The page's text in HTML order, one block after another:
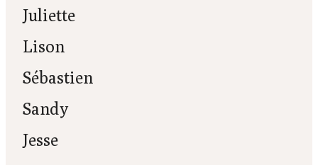
Juliette
Lison
Sébastien
Sandy
Jesse